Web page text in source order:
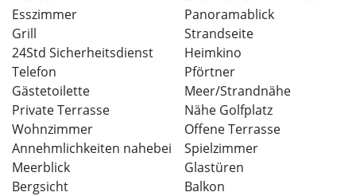
Esszimmer
Grill
24Std Sicherheitsdienst
Telefon
Gästetoilette
Private Terrasse
Wohnzimmer
Annehmlichkeiten nahebei
Meerblick
Bergsicht
Panoramablick
Strandseite
Heimkino
Pförtner
Meer/Strandnähe
Nähe Golfplatz
Offene Terrasse
Spielzimmer
Glastüren
Balkon